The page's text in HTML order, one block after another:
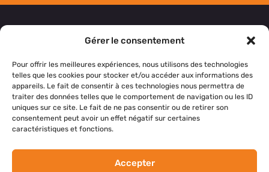
Gérer le consentement
Pour offrir les meilleures expériences, nous utilisons des technologies
telles que les cookies pour stocker et/ou accéder aux informations des
appareils. Le fait de consentir à ces technologies nous permettra de
traiter des données telles que le comportement de navigation ou les ID
uniques sur ce site. Le fait de ne pas consentir ou de retirer son
consentement peut avoir un effet négatif sur certaines
caractéristiques et fonctions.
Accepter
NOUS CONTACTER
Si vous avez des questions, des suggestions ou si
vous souhaitez simplement nous dire bonjour,
n’hésitez pas à nous contacter.
NOS RÉSEAUX SOCIAUX